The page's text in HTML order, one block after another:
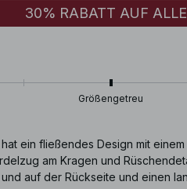
30% RABATT AUF
Größengetreu
ein fließendes Design mit einem
am Kragen und
auf der Rückseite und einen